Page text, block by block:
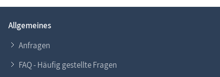
Allgemeines
Anfragen
FAQ - Häufig gestellte Fragen